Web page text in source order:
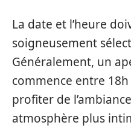
La date et l’heure
soigneusement
Généralement, un
commence entre
profiter de
atmosphère plus